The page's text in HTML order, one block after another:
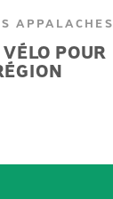
APPALACHES
POUR